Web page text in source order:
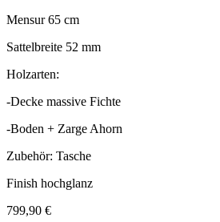
Mensur 65 cm
Sattelbreite 52 mm
Holzarten:
-Decke massive Fichte
-Boden + Zarge Ahorn
Zubehör: Tasche
Finish hochglanz
799,90 €